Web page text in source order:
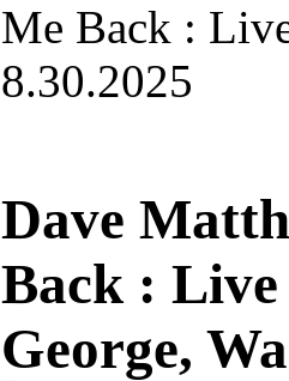
Me Back :
8.30.2025
Dave
Back :
George,